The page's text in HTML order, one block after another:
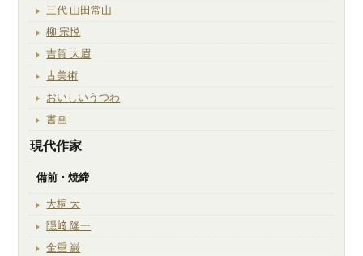
三代 山田常山
柳 宗悦
吉賀 大眉
古美術
おいしいうつわ
書画
現代作家
備前・焼締
大桐 大
隠﨑 隆一
金重 巌